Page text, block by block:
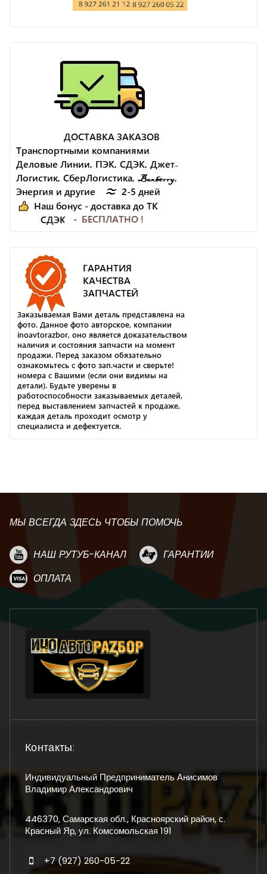
МЫ ВСЕГДА ЗДЕСЬ ЧТОБЫ ПОМОЧЬ
НАШ РУТУБ-КАНАЛ
ГАРАНТИИ
ОПЛАТА
Контакты:
Индивидуальный Предприниматель Анисимов
Владимир Александрович
446370, Самарская обл., Красноярский район, с.
Красный Яр, ул. Комсомольская 191
+7 (927) 260-05-22